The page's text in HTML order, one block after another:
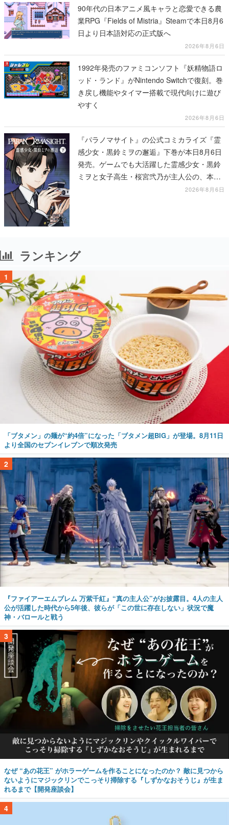
90年代の日本アニメ風キャラと恋愛できる農
業RPG『Fields of Mistria』Steamで本日8月6
日より日本語対応の正式版へ
2026年8月6日
1992年発売のファミコンソフト『妖精物語ロ
ッド・ランド』がNintendo Switchで復刻。巻
き戻し機能やタイマー搭載で現代向けに遊び
やすく
2026年8月6日
『パラノマサイト』の公式コミカライズ『霊
感少女・黒鈴ミヲの邂逅』下巻が本日8月6日
発売。ゲームでも大活躍した霊感少女・黒鈴
ミヲと女子高生・桜宮弐乃が主人公の、本編
2026年8月6日
ランキング
1
「ブタメン」の麺が“約4倍”になった「ブタメン超BIG」が登場。8月11日
より全国のセブンイレブンで順次発売
2
『ファイアーエムブレム 万紫千紅』“真の主人公”がお披露目。4人の主人
公が活躍した時代から5年後、彼らが「この世に存在しない」状況で魔
神・バロールと戦う
3
なぜ “あの花王” がホラーゲームを作ることになったのか？ 敵に見つから
ないようにマジックリンでこっそり掃除する『しずかなおそうじ』が生ま
れるまで【開発座談会】
4